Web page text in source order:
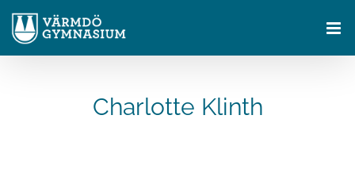
Fortsätt
till
Charlotte Klinth